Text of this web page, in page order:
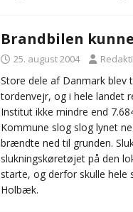
Brandbilen
25. august 2004
Store dele af Danmark
tordenvejr, og i hele landet
Institut ikke mindre end
Kommune slog slog lynet
brændte ned til grunden.
slukningskøretøjet på den
starte, og derfor skulle
Holbæk.